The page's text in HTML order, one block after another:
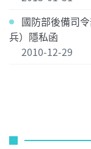
國防部後備司
兵）隱私函
2010-12-29